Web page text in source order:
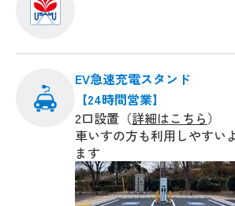
EV急速充電スタンド
【24時間営業】
2口設置（詳細はこちら）
車いすの方も利用しやすい
ます